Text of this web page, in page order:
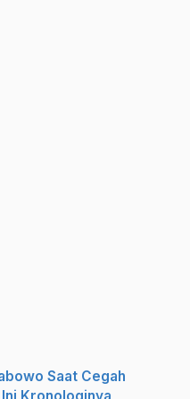
Saat Cegah